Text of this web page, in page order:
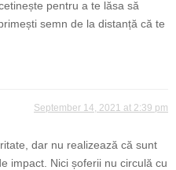
pentru a te lăsa să
semn de la distanță că te
September 14, 2021 at 2:39 pm
dar nu realizează că sunt
impact. Nici șoferii nu circulă cu